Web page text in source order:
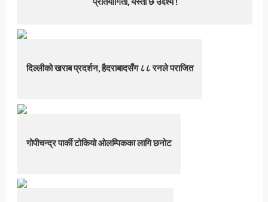
दिल्लीको खराब प्रदर्शन, हैदराबादसँग ८८ रनले पराजित
गोपीचन्द्र पार्की टोकियो ओलम्पिकका लागि छनोट